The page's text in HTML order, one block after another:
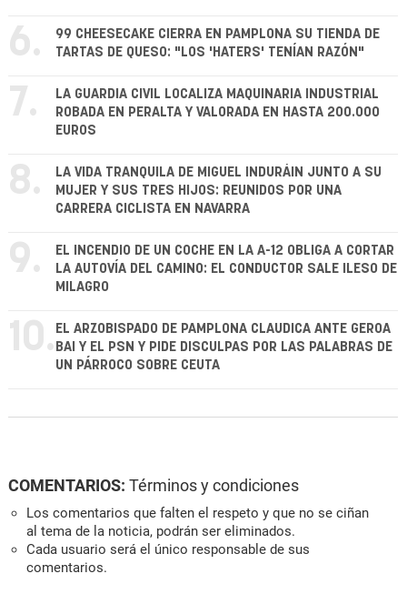
6.
99 CHEESECAKE CIERRA EN PAMPLONA SU TIENDA DE
TARTAS DE QUESO: "LOS 'HATERS' TENÍAN RAZÓN"
7.
LA GUARDIA CIVIL LOCALIZA MAQUINARIA INDUSTRIAL
ROBADA EN PERALTA Y VALORADA EN HASTA 200.000
EUROS
8.
LA VIDA TRANQUILA DE MIGUEL INDURÁIN JUNTO A SU
MUJER Y SUS TRES HIJOS: REUNIDOS POR UNA
CARRERA CICLISTA EN NAVARRA
9.
EL INCENDIO DE UN COCHE EN LA A-12 OBLIGA A CORTAR
LA AUTOVÍA DEL CAMINO: EL CONDUCTOR SALE ILESO DE
MILAGRO
10. EL ARZOBISPADO DE PAMPLONA CLAUDICA ANTE GEROA
BAI Y EL PSN Y PIDE DISCULPAS POR LAS PALABRAS DE
UN PÁRROCO SOBRE CEUTA
COMENTARIOS: Términos y condiciones
Los comentarios que falten el respeto y que no se ciñan
al tema de la noticia, podrán ser eliminados.
Cada usuario será el único responsable de sus
comentarios.